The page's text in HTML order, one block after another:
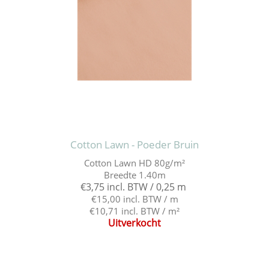
Cotton Lawn - Poeder Bruin
Cotton Lawn HD 80g/m²
Breedte 1.40m
€3,75 incl. BTW / 0,25 m
€15,00 incl. BTW / m
€10,71 incl. BTW / m²
Uitverkocht